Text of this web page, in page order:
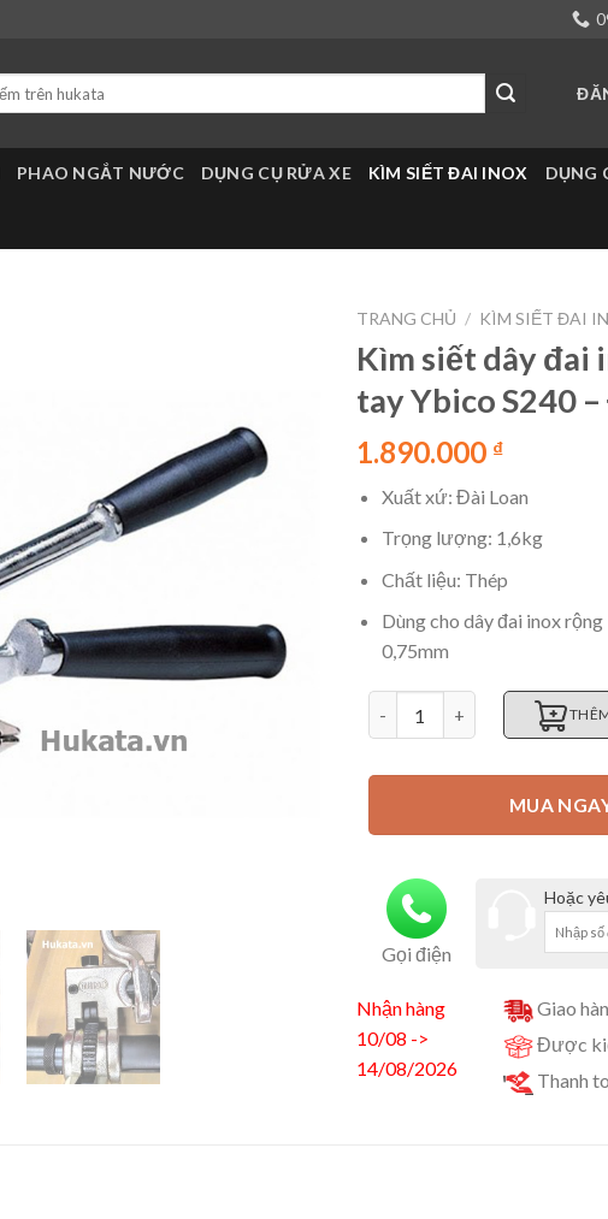
PHAO NGẮT NƯỚC DỤNG CỤ RỬA XE KÌM SIẾT ĐAI INOX DỤNG
TRANG CHỦ / KÌM SIẾT ĐAI
Kìm siết dây đai
tay Ybico S240
1.890.000 ₫
Xuất xứ: Đài Loan
Trọng lượng: 1,6kg
Chất liệu: Thép
Dùng cho dây đai inox
0,75mm
Kìm siết dây đai inox lắc tay
MUA
Gọi điện
Hoặc
Nhận hàng
10/08 ->
14/08/2026
Giao
Được
Thanh